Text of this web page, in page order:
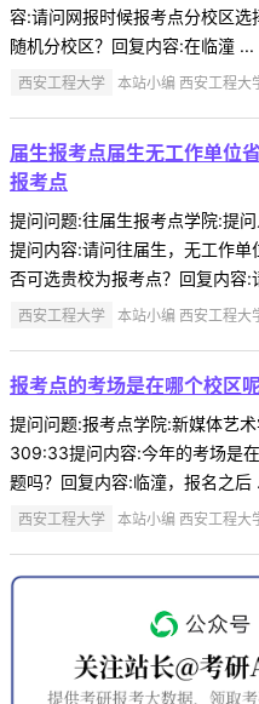
容:请问网报时候报考点分校区
随机分校区？回复内容:在临潼 ...
西安工程大学 本站小编 西安工程
届生报考点届生无工作单位
报考点
提问问题:往届生报考点学院:
提问内容:请问往届生，无工作
否可选贵校为报考点？回复内容:
西安工程大学 本站小编 西安工程
报考点的考场是在哪个校区
提问问题:报考点学院:新媒体艺
309:33提问内容:今年的考场是
题吗？回复内容:临潼，报名之后
西安工程大学 本站小编 西安工程